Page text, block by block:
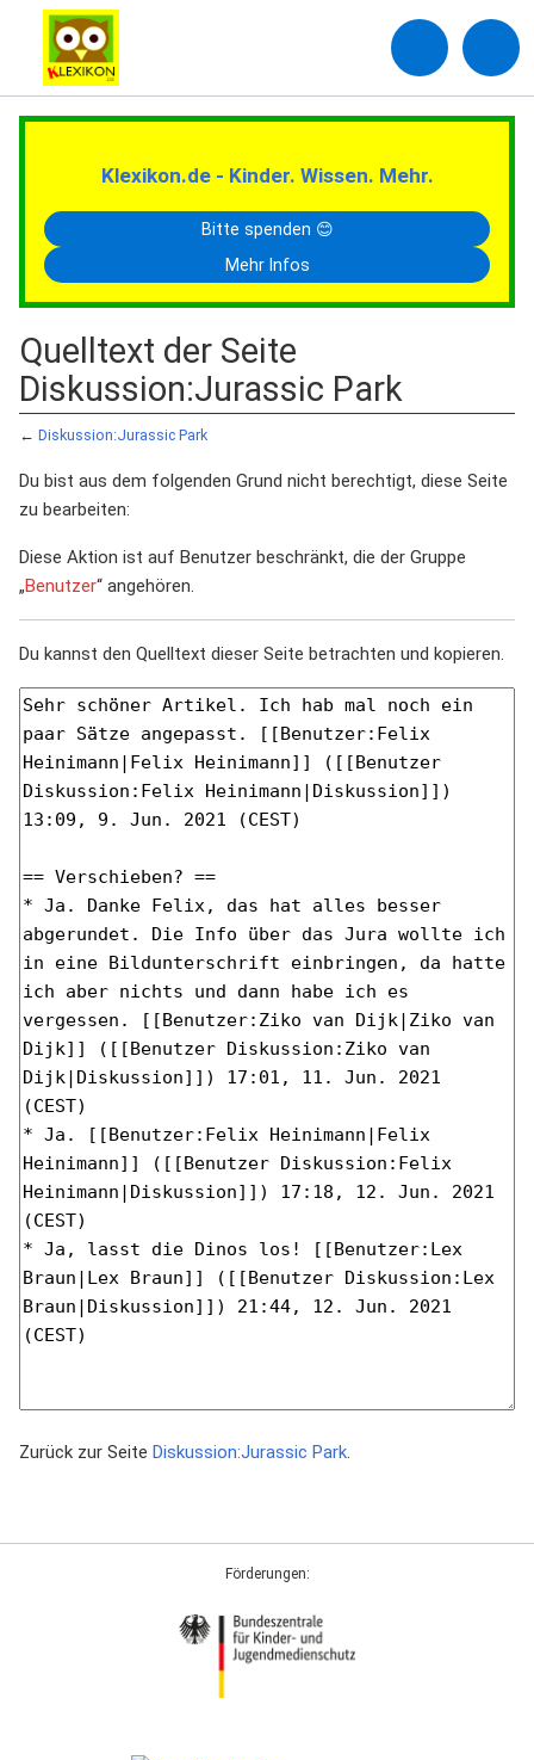
Klexikon.de - Kinder. Wissen. Mehr.
Bitte spenden 😊
Mehr Infos
Quelltext der Seite
Diskussion:Jurassic Park
← Diskussion:Jurassic Park
Du bist aus dem folgenden Grund nicht berechtigt, diese Seite
zu bearbeiten:
Diese Aktion ist auf Benutzer beschränkt, die der Gruppe
„Benutzer“ angehören.
Du kannst den Quelltext dieser Seite betrachten und kopieren.
Zurück zur Seite Diskussion:Jurassic Park.
Förderungen: